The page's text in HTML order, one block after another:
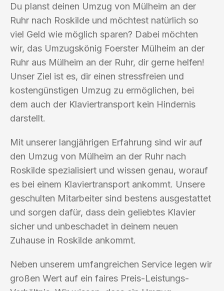
Du planst deinen Umzug von Mülheim an der
Ruhr nach Roskilde und möchtest natürlich so
viel Geld wie möglich sparen? Dabei möchten
wir, das Umzugskönig Foerster Mülheim an der
Ruhr aus Mülheim an der Ruhr, dir gerne helfen!
Unser Ziel ist es, dir einen stressfreien und
kostengünstigen Umzug zu ermöglichen, bei
dem auch der Klaviertransport kein Hindernis
darstellt.
Mit unserer langjährigen Erfahrung sind wir auf
den Umzug von Mülheim an der Ruhr nach
Roskilde spezialisiert und wissen genau, worauf
es bei einem Klaviertransport ankommt. Unsere
geschulten Mitarbeiter sind bestens ausgestattet
und sorgen dafür, dass dein geliebtes Klavier
sicher und unbeschadet in deinem neuen
Zuhause in Roskilde ankommt.
Neben unserem umfangreichen Service legen wir
großen Wert auf ein faires Preis-Leistungs-